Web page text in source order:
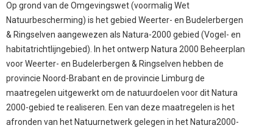
Op grond van de Omgevingswet (voormalig Wet
Natuurbescherming) is het gebied Weerter- en Budelerbergen
& Ringselven aangewezen als Natura-2000 gebied (Vogel- en
habitatrichtlijngebied). In het ontwerp Natura 2000 Beheerplan
voor Weerter- en Budelerbergen & Ringselven hebben de
provincie Noord-Brabant en de provincie Limburg de
maatregelen uitgewerkt om de natuurdoelen voor dit Natura
2000-gebied te realiseren. Een van deze maatregelen is het
afronden van het Natuurnetwerk gelegen in het Natura2000-